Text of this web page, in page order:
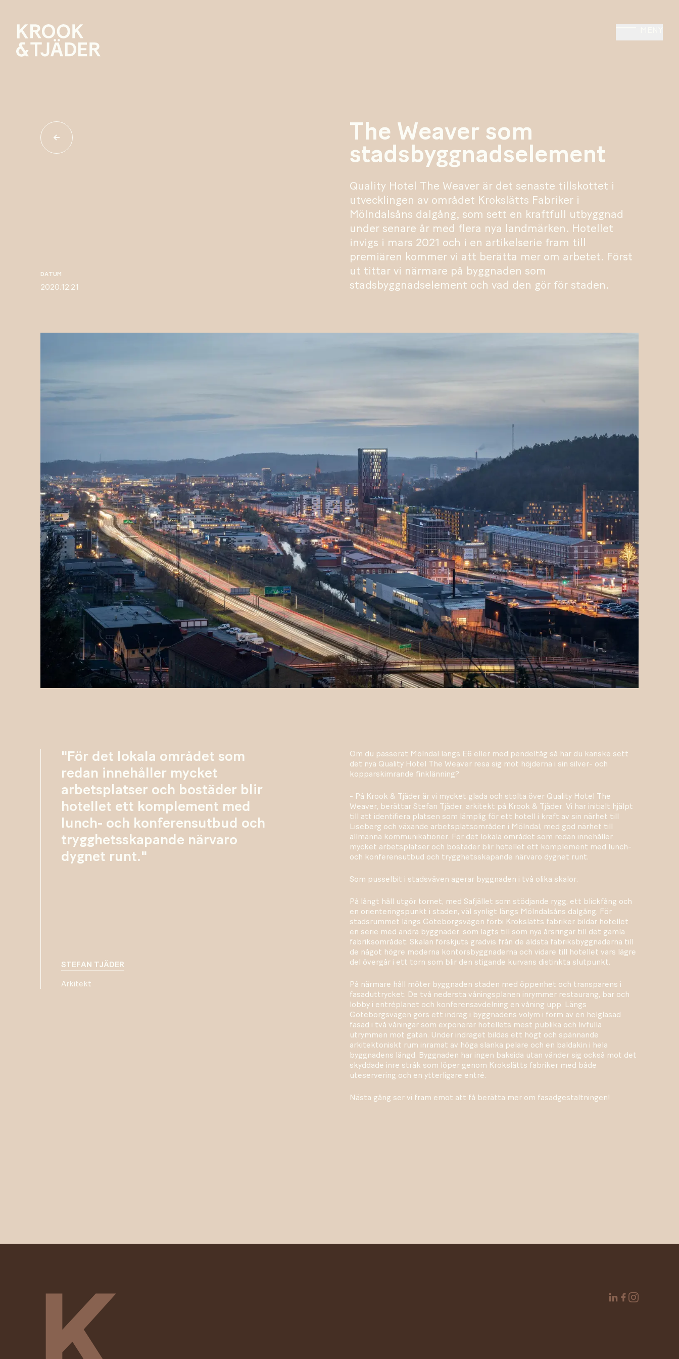
The Weaver som
stadsbyggnadselement
DATUM
2020.12.21
Quality Hotel The Weaver är det senaste tillskottet i
utvecklingen av området Krokslätts Fabriker i
Mölndalsåns dalgång, som sett en kraftfull utbyggnad
under senare år med flera nya landmärken. Hotellet
invigs i mars 2021 och i en artikelserie fram till
premiären kommer vi att berätta mer om arbetet. Först
ut tittar vi närmare på byggnaden som
stadsbyggnadselement och vad den gör för staden.
"För det lokala området som
redan innehåller mycket
arbetsplatser och bostäder blir
hotellet ett komplement med
lunch- och konferensutbud och
trygghetsskapande närvaro
dygnet runt."
STEFAN TJÄDER
Arkitekt
Om du passerat Mölndal längs E6 eller med pendeltåg så har du kanske sett
det nya Quality Hotel The Weaver resa sig mot höjderna i sin silver- och
kopparskimrande finklänning?
- På Krook & Tjäder är vi mycket glada och stolta över Quality Hotel The
Weaver, berättar Stefan Tjäder, arkitekt på Krook & Tjäder. Vi har initialt hjälpt
till att identifiera platsen som lämplig för ett hotell i kraft av sin närhet till
Liseberg och växande arbetsplatsområden i Mölndal, med god närhet till
allmänna kommunikationer. För det lokala området som redan innehåller
mycket arbetsplatser och bostäder blir hotellet ett komplement med lunch-
och konferensutbud och trygghetsskapande närvaro dygnet runt.
Som pusselbit i stadsväven agerar byggnaden i två olika skalor.
På långt håll utgör tornet, med Safjället som stödjande rygg, ett blickfång och
en orienteringspunkt i staden, väl synligt längs Mölndalsåns dalgång. För
stadsrummet längs Göteborgsvägen förbi Krokslätts fabriker bildar hotellet
en serie med andra byggnader, som lagts till som nya årsringar till det gamla
fabriksområdet. Skalan förskjuts gradvis från de äldsta fabriksbyggnaderna till
de något högre moderna kontorsbyggnaderna och vidare till hotellet vars lägre
del övergår i ett torn som blir den stigande kurvans distinkta slutpunkt.
På närmare håll möter byggnaden staden med öppenhet och transparens i
fasaduttrycket. De två nedersta våningsplanen inrymmer restaurang, bar och
lobby i entréplanet och konferensavdelning en våning upp. Längs
Göteborgsvägen görs ett indrag i byggnadens volym i form av en helglasad
fasad i två våningar som exponerar hotellets mest publika och livfulla
utrymmen mot gatan. Under indraget bildas ett högt och spännande
arkitektoniskt rum inramat av höga slanka pelare och en baldakin i hela
byggnadens längd. Byggnaden har ingen baksida utan vänder sig också mot det
skyddade inre stråk som löper genom Krokslätts fabriker med både
uteservering och en ytterligare entré.
Nästa gång ser vi fram emot att få berätta mer om fasadgestaltningen!